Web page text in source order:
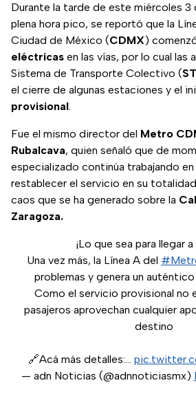
Durante la tarde de este miércoles 3
plena hora pico, se reportó que la
Ciudad de México (CDMX)
eléctricas en las vías, por lo cual las
Sistema de Transporte Colectivo (
el cierre de algunas estaciones y el
provisional.
Fue el mismo director del Metro
Rubalcava, quien señaló que de
especializado continúa trabajando en
restablecer el servicio en su
caos que se ha generado sobre la
Zaragoza.
¡Lo que sea para llegar
Una vez más, la Línea A del
problemas y genera un auténtico
Como el servicio provisional no
pasajeros aprovechan cualquier
destino
🔗Acá más detalles:…
— adn Noticias (@adnnoticiasmx)